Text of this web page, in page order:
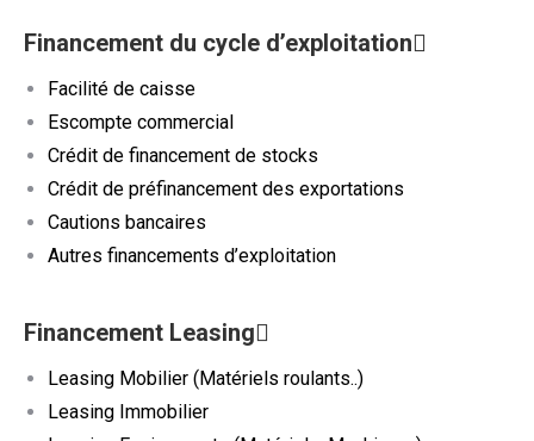
Financement du cycle d’exploitation
Facilité de caisse
Escompte commercial
Crédit de financement de stocks
Crédit de préfinancement des exportations
Cautions bancaires
Autres financements d’exploitation
Financement Leasing
Leasing Mobilier (Matériels roulants..)
Leasing Immobilier